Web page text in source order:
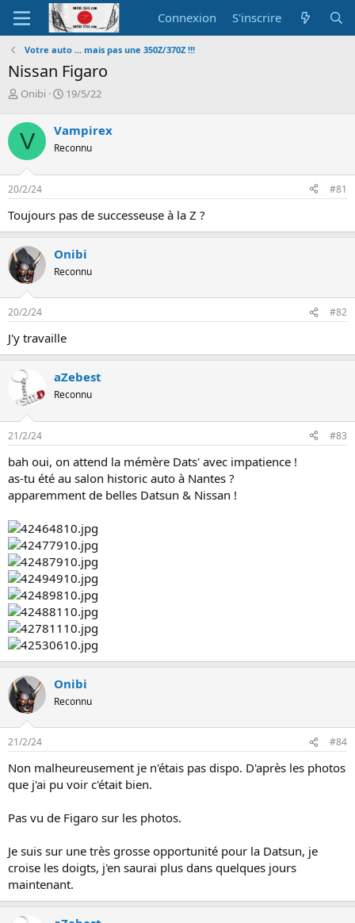
Connexion S'inscrire
Votre auto ... mais pas une 350Z/370Z !!!
Nissan Figaro
A
t
e
u
r
d
e
a
d
i
s
c
u
s
s
Onibi
D
e
d
d
u
t
19/5/22
V Vampirex
Reconnu
20/2/24 #81
Toujours pas de successeuse à la Z ?
Onibi
Reconnu
20/2/24 #82
J'y travaille
aZebest
Reconnu
21/2/24 #83
bah oui, on attend la mémère Dats' avec impatience !
as-tu été au salon historic auto à Nantes ?
apparemment de belles Datsun & Nissan !
Onibi
Reconnu
21/2/24 #84
Non malheureusement je n'étais pas dispo. D'après les photos
que j'ai pu voir c'était bien.
Pas vu de Figaro sur les photos.
Je suis sur une très grosse opportunité pour la Datsun, je
croise les doigts, j'en saurai plus dans quelques jours
maintenant.